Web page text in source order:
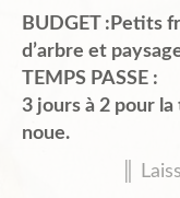
BUDGET :Petits
d’arbre et
TEMPS PASSE :
3 jours à 2 pour
noue.
║